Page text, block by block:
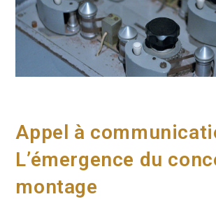
Appel à
L’émergence du
montage